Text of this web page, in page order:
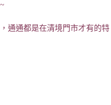
通通都是在清境門市才有的特